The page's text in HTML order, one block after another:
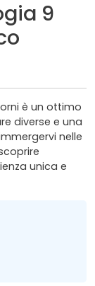
9
è un ottimo
diverse e una
nelle
unica e